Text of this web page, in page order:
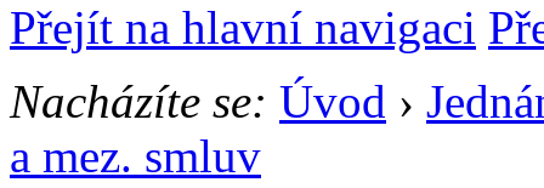
Přejít na hlavní navigaci
Nacházíte se: Úvod ›
a mez. smluv